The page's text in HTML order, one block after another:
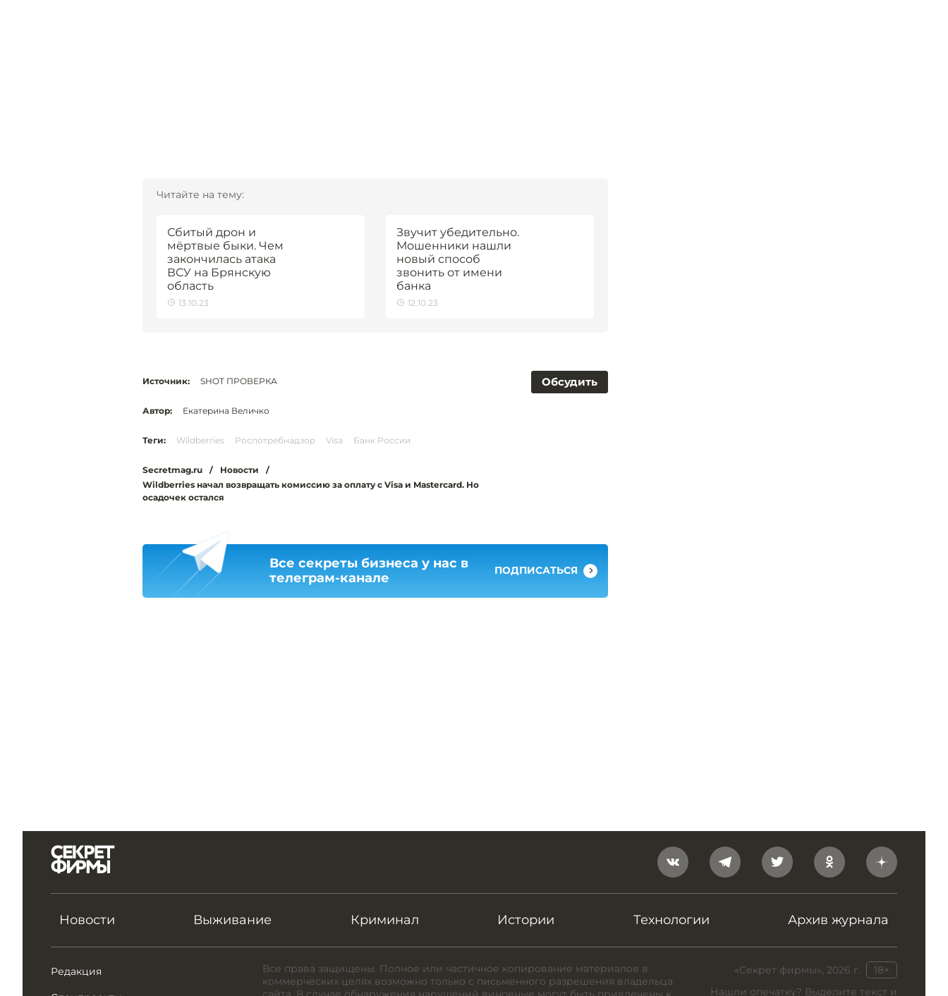
Читайте на тему:
Сбитый дрон и
мёртвые быки. Чем
закончилась атака
ВСУ на Брянскую
область
13.10.23
Звучит убедительно.
Мошенники нашли
новый способ
звонить от имени
банка
12.10.23
Обсудить
Источник: SHOT ПРОВЕРКА
Автор: Екатерина Величко
Теги: Wildberries Роспотребнадзор Visa Банк России
Secretmag.ru / Новости
/
Wildberries начал возвращать комиссию за оплату с Visa и Mastercard. Но
осадочек остался
Все секреты бизнеса у нас в
телеграм-канале
ПОДПИСАТЬСЯ
Новости Выживание Криминал Истории Технологии Архив журнала
Редакция «Секрет фирмы», 2026 г.
18+
Нашли опечатку? Выделите текст и
Все права защищены. Полное или частичное копирование материалов в
коммерческих целях возможно только с письменного разрешения владельца